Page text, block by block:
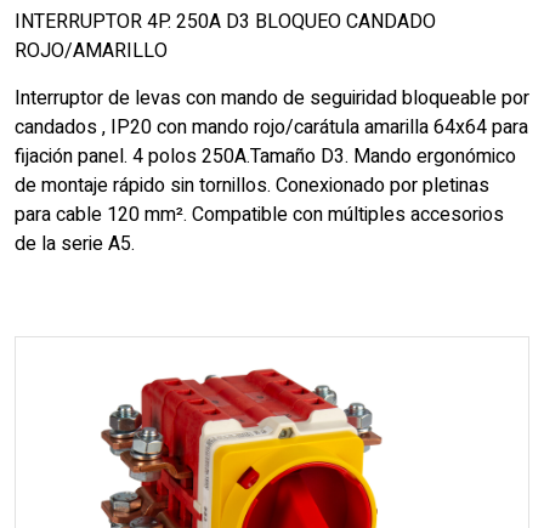
INTERRUPTOR 4P. 250A D3 BLOQUEO CANDADO
ROJO/AMARILLO
Interruptor de levas con mando de seguiridad bloqueable por
candados , IP20 con mando rojo/carátula amarilla 64x64 para
fijación panel. 4 polos 250A.Tamaño D3. Mando ergonómico
de montaje rápido sin tornillos. Conexionado por pletinas
para cable 120 mm². Compatible con múltiples accesorios
de la serie A5.